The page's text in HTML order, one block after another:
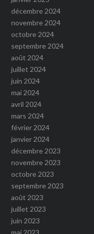
décembre 2024
novembre 2024
octobre 2024
septembre 2024
août 2024
juillet 2024
juin 2024
mai 2024
avril 2024
mars 2024
février 2024
janvier 2024
décembre 2023
novembre 2023
octobre 2023
septembre 2023
août 2023
juillet 2023
juin 2023
mai 2023